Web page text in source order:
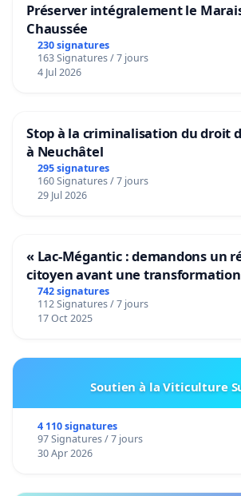
Préserver intégralement le
Chaussée
230 signatures
163 Signatures / 7 jours
4 Jul 2026
Stop à la criminalisation du droit
à Neuchâtel
295 signatures
160 Signatures / 7 jours
29 Jul 2026
« Lac-Mégantic : demandons un
citoyen avant une
de notre territoire »
742 signatures
112 Signatures / 7 jours
17 Oct 2025
Soutien à la Viticulture
4 110 signatures
97 Signatures / 7 jours
30 Apr 2026